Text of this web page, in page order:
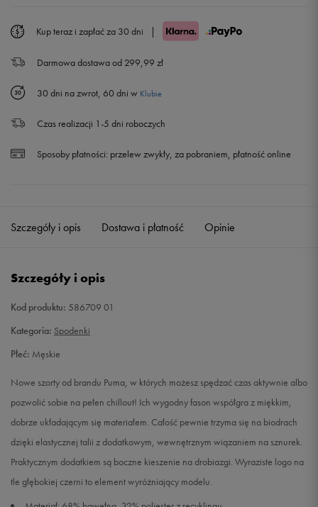
XL Powiadom o dostępności
Powiadom o dostępności
Kup teraz i zapłać za 30 dni |
Darmowa dostawa od 299,99 zł
30 dni na zwrot, 60 dni w Klubie
Czas realizacji 1-5 dni roboczych
Sposoby płatności: przelew zwykły, za pobraniem, płatność online
Szczegóły i opis Dostawa i płatność Opinie
Szczegóły i opis
Kod produktu: 586709 01
Kategoria: Spodenki
Płeć: Męskie
Nowe szorty od brandu Puma, w których możesz spędzać czas aktywnie albo
pozwolić sobie na pełen chillout! Ich wygodny fason współgra z miękkim,
dobrze układającym się materiałem. Całość pewnie trzyma się na biodrach
dzięki elastycznej talii z dodatkowym, wewnętrznym wiązaniem na sznurek.
Praktycznym dodatkiem są boczne kieszenie na drobiazgi. Wyraziste logo na
tle głębokiej czerni to element wyróżniający modelu.